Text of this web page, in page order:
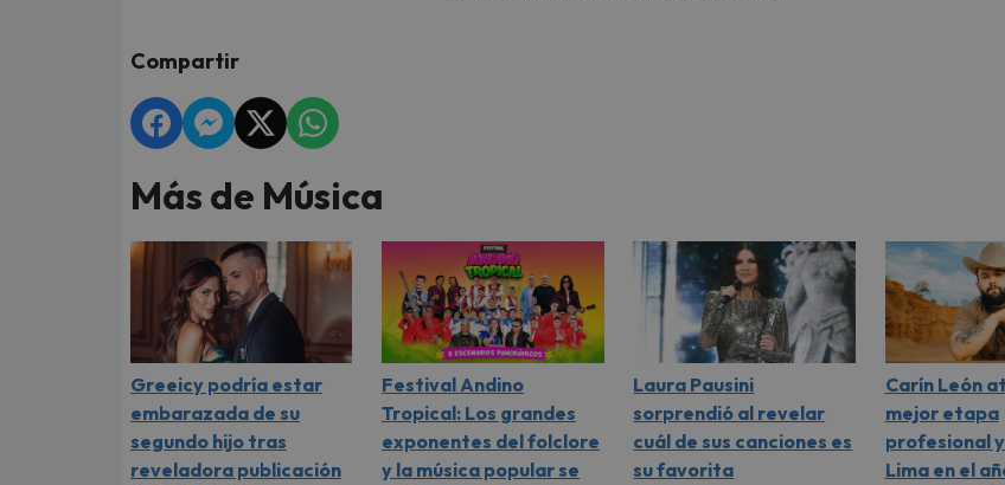
Compartir
Más de Música
Greeicy podría estar
embarazada de su
segundo hijo tras
reveladora publicación
Festival Andino
Tropical: Los grandes
exponentes del folclore
y la música popular se
Laura Pausini
sorprendió al revelar
cuál de sus canciones es
su favorita
Carín León
mejor etapa
profesional
Lima en el